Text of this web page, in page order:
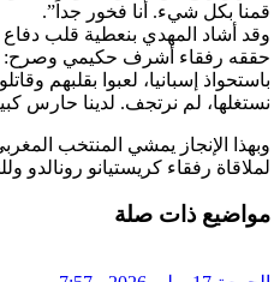
قمنا بكل شيء. أنا فخور جداً”.
وقد أشاد المهدي بنعطية قلب دفاع
حققه رفقاء أشرف حكيمي وصرح:
باستحواذ إسبانيا، لعبوا بقلبهم
نستغلها، لم نرتجف. لدينا حارس
وبهذا الإنجاز يمشي المنتخب
لملاقاة رفقاء كريستيانو رونالدو
مواضيع ذات صلة